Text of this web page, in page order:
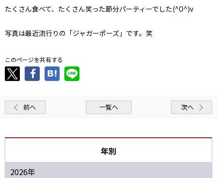
たくさん食べて、たくさん笑った節分パーティーでした(^O^)v
写真は最近流行りの「ジャガーポーズ」です。笑
このページを共有する
前へ 一覧へ 次へ
年別
2026年